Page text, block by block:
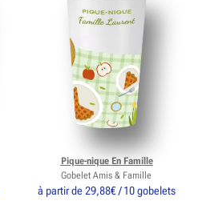
à partir de 29,88€ / 10 gobelets
Pique-nique En Famille
Gobelet Amis & Famille